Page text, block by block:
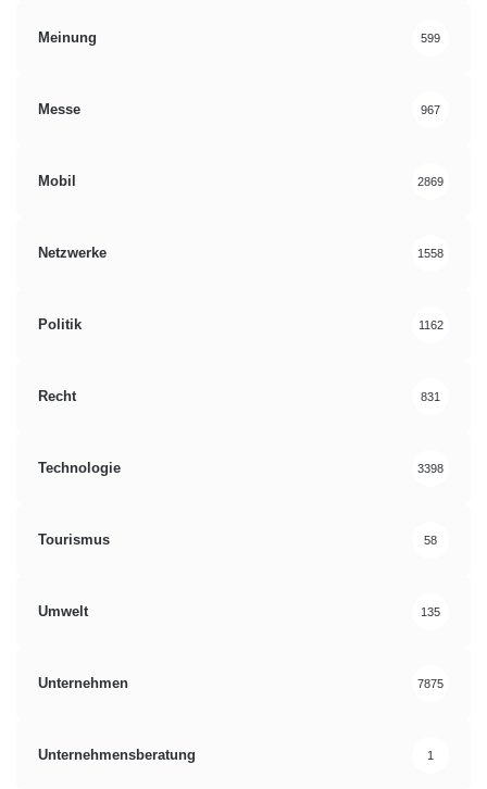
Meinung 599
Messe 967
Mobil 2869
Netzwerke 1558
Politik 1162
Recht 831
Technologie 3398
Tourismus 58
Umwelt 135
Unternehmen 7875
Unternehmensberatung 1